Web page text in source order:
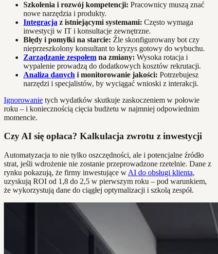
Szkolenia i rozwój kompetencji: Pracownicy muszą znać
nowe narzędzia i produkty.
Integracja z istniejącymi systemami: Często wymaga
inwestycji w IT i konsultacje zewnętrzne.
Błędy i pomyłki na starcie: Źle skonfigurowany bot czy
nieprzeszkolony konsultant to kryzys gotowy do wybuchu.
Zarządzanie zespołem na zmiany: Wysoka rotacja i
wypalenie prowadzą do dodatkowych kosztów rekrutacji.
Analiza danych i monitorowanie jakości: Potrzebujesz
narzędzi i specjalistów, by wyciągać wnioski z interakcji.
Ignorowanie tych wydatków skutkuje zaskoczeniem w połowie
roku – i koniecznością cięcia budżetu w najmniej odpowiednim
momencie.
Czy AI się opłaca? Kalkulacja zwrotu z inwestycji
Automatyzacja to nie tylko oszczędności, ale i potencjalne źródło
strat, jeśli wdrożenie nie zostanie przeprowadzone rzetelnie. Dane z
rynku pokazują, że firmy inwestujące w AI do obsługi klienta,
uzyskują ROI od 1,8 do 2,5 w pierwszym roku – pod warunkiem,
że wykorzystują dane do ciągłej optymalizacji i szkolą zespół.